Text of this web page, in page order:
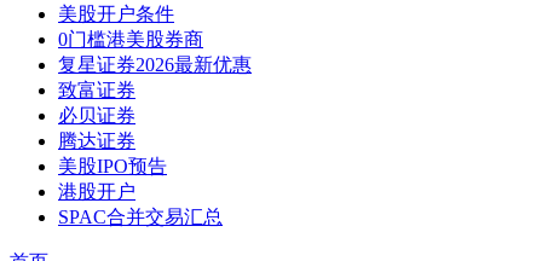
美股开户条件
0门槛港美股券商
复星证券2026最新优惠
致富证券
必贝证券
腾达证券
美股IPO预告
港股开户
SPAC合并交易汇总